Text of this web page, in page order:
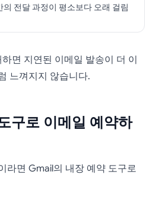
의 전달 과정이 평소보다 오래 걸림
면 지연된 이메일 발송이 더 이
느껴지지 않습니다.
구로 이메일 예약하
라면 Gmail의 내장 예약 도구로